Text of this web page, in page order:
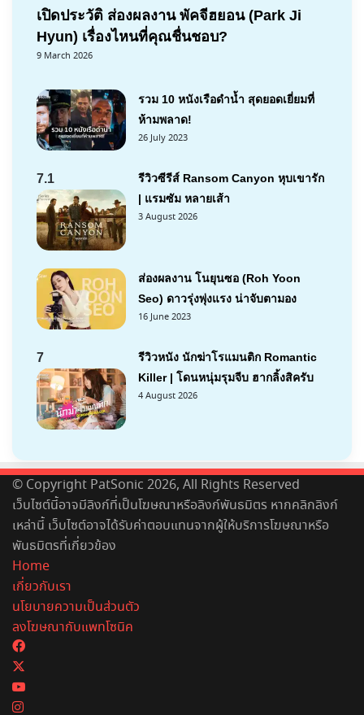
เปิดประวัติ ส่องผลงาน พัคจีฮยอน (Park Ji
Hyun) เรื่องไหนที่คุณชื่นชอบ?
9 March 2026
รวม 10 หนังเรือดำน้ำ สุดยอดเยี่ยมที่
ห้ามพลาด!
26 July 2023
7.1
รีวิวซีรีส์ Ransom Canyon หุบเขารัก
| แรมซัม หลายเส้า
3 August 2026
ส่องผลงาน โนยุนซอ (Roh Yoon
Seo) ดาวรุ่งพุ่งแรง น่าจับตามอง
16 June 2023
7
รีวิวหนัง นักฆ่าโรแมนติก Romantic
Killer | โดนหนุ่มรุมจีบ ฮากลิ้งสิครับ
4 August 2026
© Copyright PatSonic 2026, All Rights Reserved
เว็บไซต์นี้อาจมีลิงก์ที่เป็นโฆษณาหรือลิงก์พันธมิตร หากคลิกลิงก์
เหล่านี้ เว็บไซต์อาจได้รับค่าตอบแทนจากผู้ให้บริการโฆษณาหรือ
พันธมิตรที่เกี่ยวข้อง
Home
เกี่ยวกับเรา
นโยบายความเป็นส่วนตัว
ลงโฆษณากับแพทโซนิค